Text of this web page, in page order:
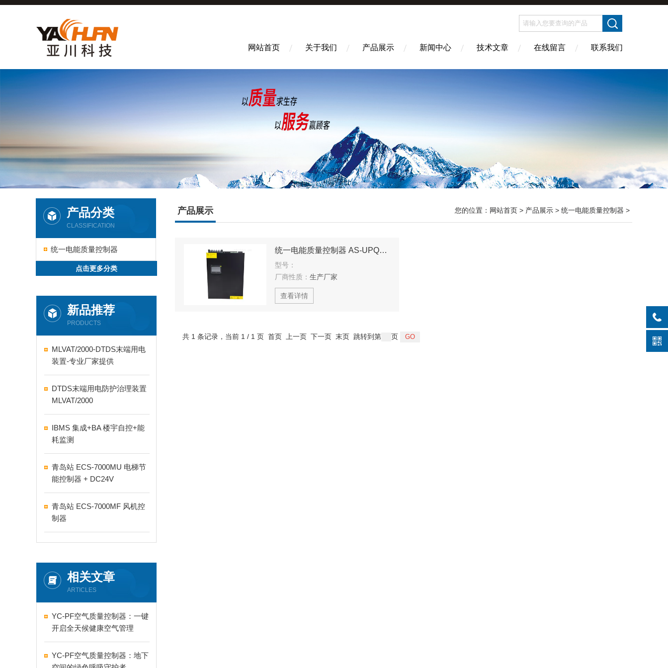
网站首页 关于我们 产品展示 新闻中心 技术文章 在线留言 联系我们
产品分类
CLASSIFICATION
统一电能质量控制器
点击更多分类
新品推荐
PRODUCTS
MLVAT/2000-DTDS末端用电
装置-专业厂家提供
DTDS末端用电防护治理装置
MLVAT/2000
IBMS 集成+BA 楼宇自控+能
耗监测
青岛站 ECS-7000MU 电梯节
能控制器 + DC24V
青岛站 ECS-7000MF 风机控
制器
相关文章
ARTICLES
YC-PF空气质量控制器：一键
开启全天候健康空气管理
YC-PF空气质量控制器：地下
产品展示 您的位置： 网站首页 > 产品展示 > 统一电能质量控制器 >
统一电能质量控制器 AS-UPQC-C100/400M
型号：
厂商性质： 生产厂家
查看详情
共 1 条记录，当前 1 / 1 页 首页 上一页 下一页 末页 跳转到第 页